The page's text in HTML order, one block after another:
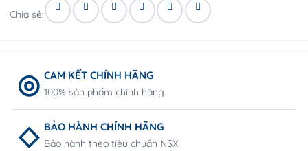
Chia sẻ:
CAM KẾT CHÍNH HÃNG
100% sản phẩm chính hãng
BẢO HÀNH CHÍNH HÃNG
Bảo hành theo tiêu chuẩn NSX